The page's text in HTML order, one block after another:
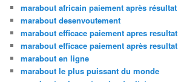
marabout africain paiement après résultat
marabout desenvoutement
marabout efficace paiement apres resultat
marabout efficace paiement après resultat
marabout en ligne
marabout le plus puissant du monde